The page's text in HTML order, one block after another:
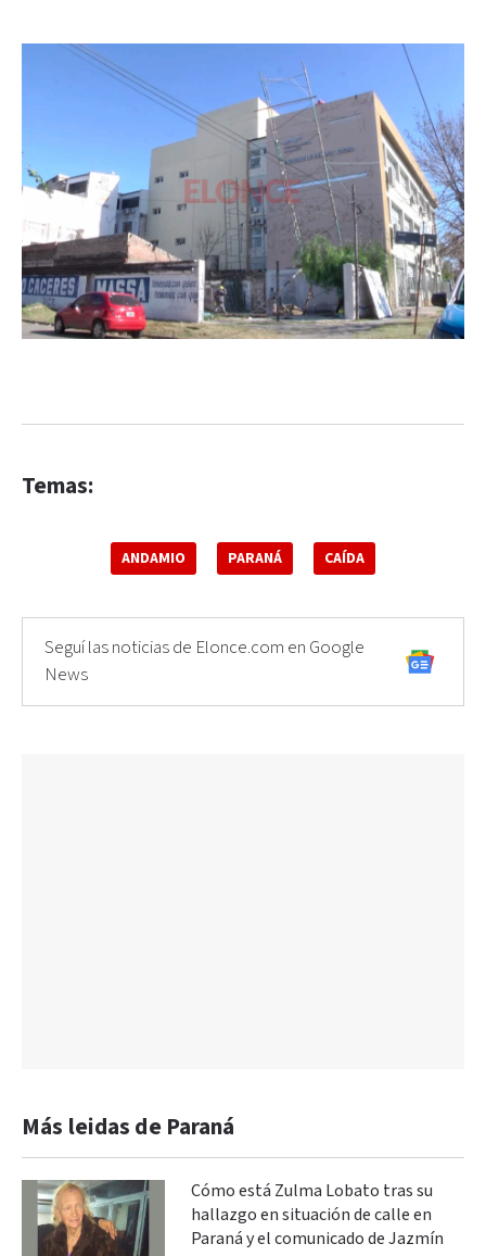
Temas:
ANDAMIO PARANÁ CAÍDA
Seguí las noticias de Elonce.com en Google
News
Más leidas de Paraná
Cómo está Zulma Lobato tras su
hallazgo en situación de calle en
Paraná y el comunicado de Jazmín